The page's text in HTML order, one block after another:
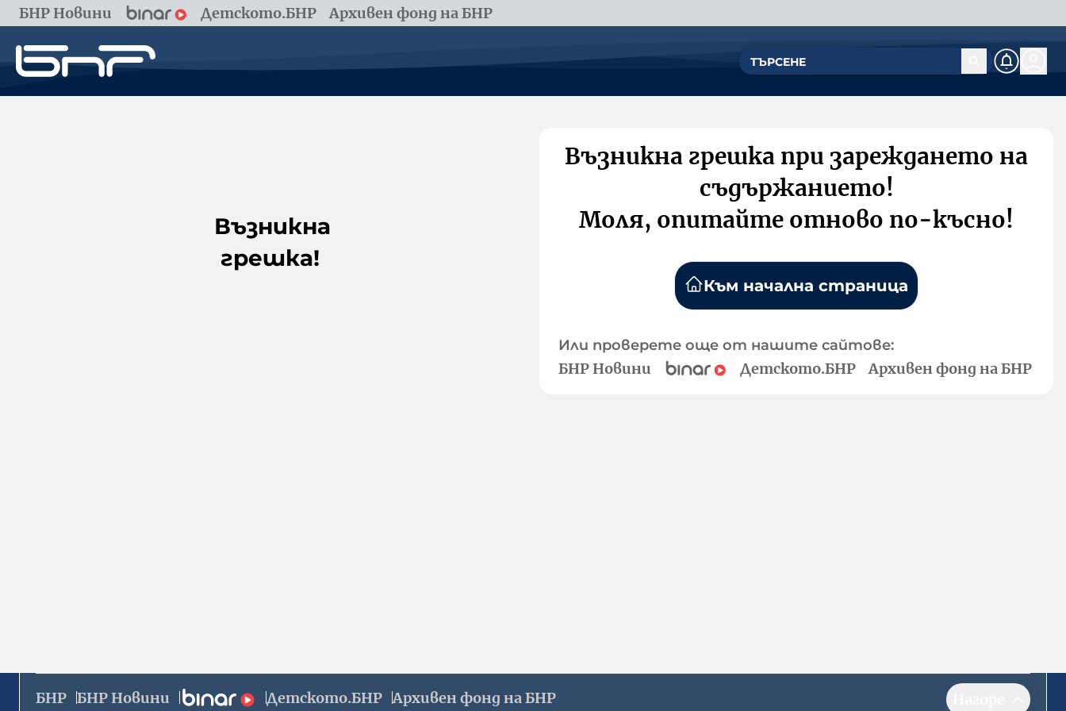
БНР Новини Детското.БНР Архивен фонд на БНР
Възникна
грешка!
Възникна грешка при зареждането на
съдържанието!
Моля, опитайте отново по-късно!
Към начална страница
Или проверете още от нашите сайтове:
БНР Новини Детското.БНР Архивен фонд на БНР
БНР БНР Новини Детското.БНР Архивен фонд на БНР